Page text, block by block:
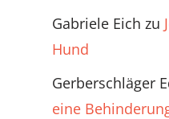
Gabriele Eich zu
Hund
Gerberschläger
eine